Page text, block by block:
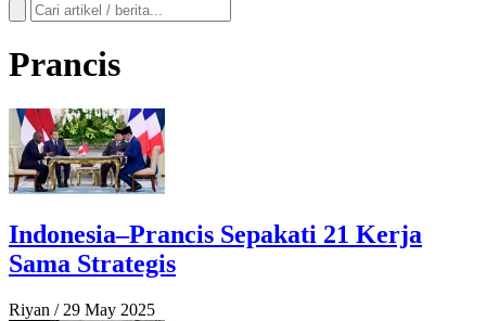
Prancis
Indonesia–Prancis Sepakati 21 Kerja
Sama Strategis
Riyan / 29 May 2025